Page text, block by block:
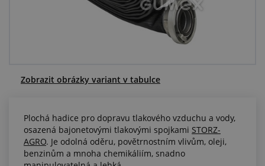
Zobrazit obrázky variant v tabulce
Plochá hadice pro dopravu tlakového vzduchu a vody,
osazená bajonetovými tlakovými spojkami STORZ-
AGRO. Je odolná oděru, povětrnostním vlivům, oleji,
benzinům a mnoha chemikáliím, snadno